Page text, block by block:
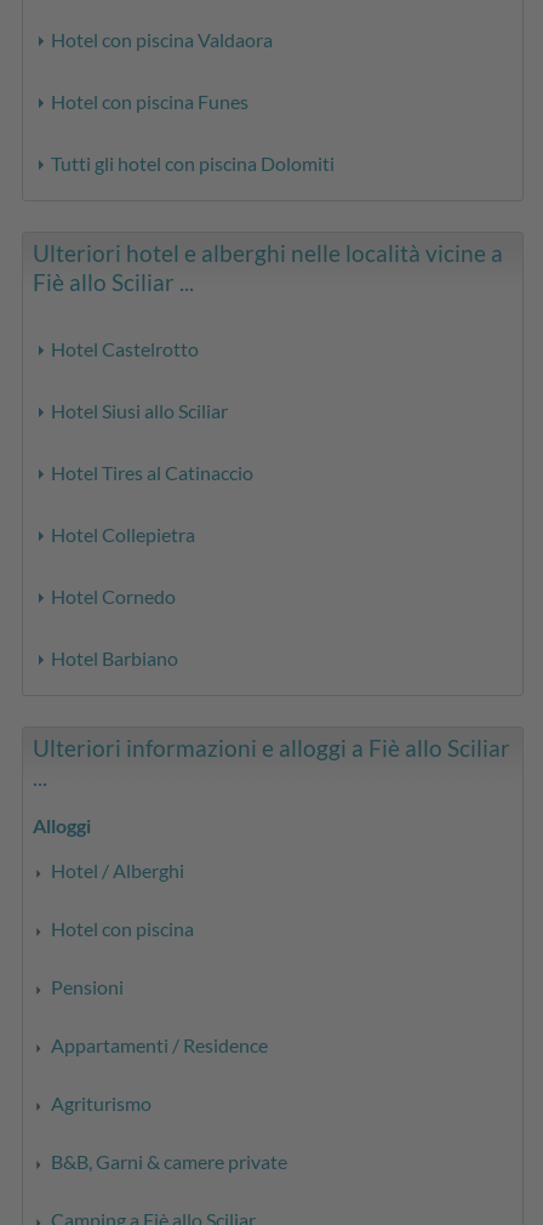
Hotel con piscina Valdaora
Hotel con piscina Funes
Tutti gli hotel con piscina Dolomiti
Ulteriori hotel e alberghi nelle località vicine a
Fiè allo Sciliar ...
Hotel Castelrotto
Hotel Siusi allo Sciliar
Hotel Tires al Catinaccio
Hotel Collepietra
Hotel Cornedo
Hotel Barbiano
Ulteriori informazioni e alloggi a Fiè allo Sciliar
...
Alloggi
Hotel / Alberghi
Hotel con piscina
Pensioni
Appartamenti / Residence
Agriturismo
B&B, Garni & camere private
Camping a Fiè allo Sciliar